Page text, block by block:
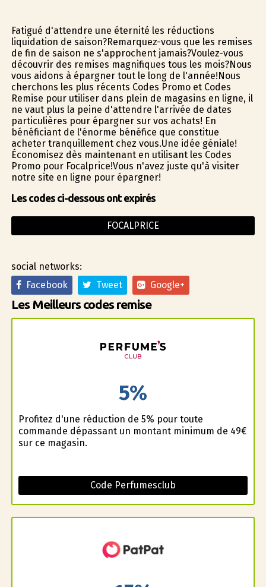
Fatigué d'attendre une éternité les réductions
liquidation de saison?Remarquez-vous que les remises
de fin de saison ne s'approchent jamais?Voulez-vous
découvrir des remises magnifiques tous les mois?Nous
vous aidons à épargner tout le long de l'année!Nous
cherchons les plus récents Codes Promo et Codes
Remise pour utiliser dans plein de magasins en ligne, il
ne vaut plus la peine d'attendre l'arrivée de dates
particulières pour épargner sur vos achats! En
bénéficiant de l'énorme bénéfice que constitue
acheter tranquillement chez vous.Une idée géniale!
Économisez dès maintenant en utilisant les Codes
Promo pour Focalprice!Vous n'avez juste qu'à visiter
notre site en ligne pour épargner!
Les codes ci-dessous ont expirés
FOCALPRICE
social networks:
Facebook
Tweet Google+
Les Meilleurs codes remise
5%
Profitez d'une réduction de 5% pour toute
commande dépassant un montant minimum de 49€
sur ce magasin.
Code Perfumesclub